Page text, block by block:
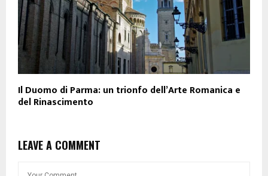
Il Duomo di Parma: un trionfo dell’Arte Romanica e
del Rinascimento
LEAVE A COMMENT